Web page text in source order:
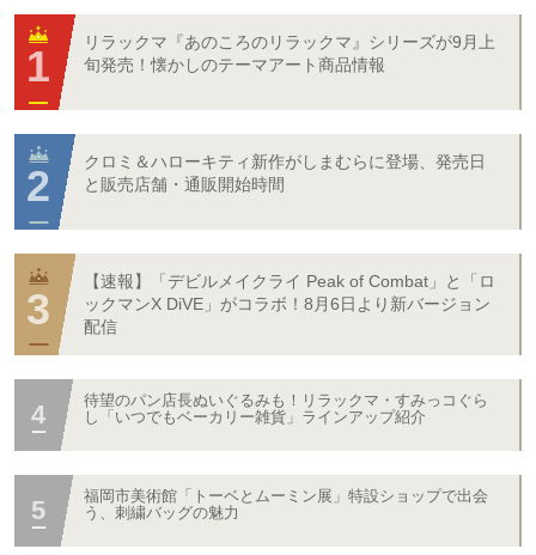
リラックマ『あのころのリラックマ』シリーズが9月上
旬発売！懐かしのテーマアート商品情報
クロミ＆ハローキティ新作がしまむらに登場、発売日
と販売店舗・通販開始時間
【速報】「デビルメイクライ Peak of Combat」と「ロ
ックマンX DiVE」がコラボ！8月6日より新バージョン
配信
待望のパン店長ぬいぐるみも！リラックマ・すみっコぐら
し「いつでもベーカリー雑貨」ラインアップ紹介
福岡市美術館「トーベとムーミン展」特設ショップで出会
う、刺繍バッグの魅力